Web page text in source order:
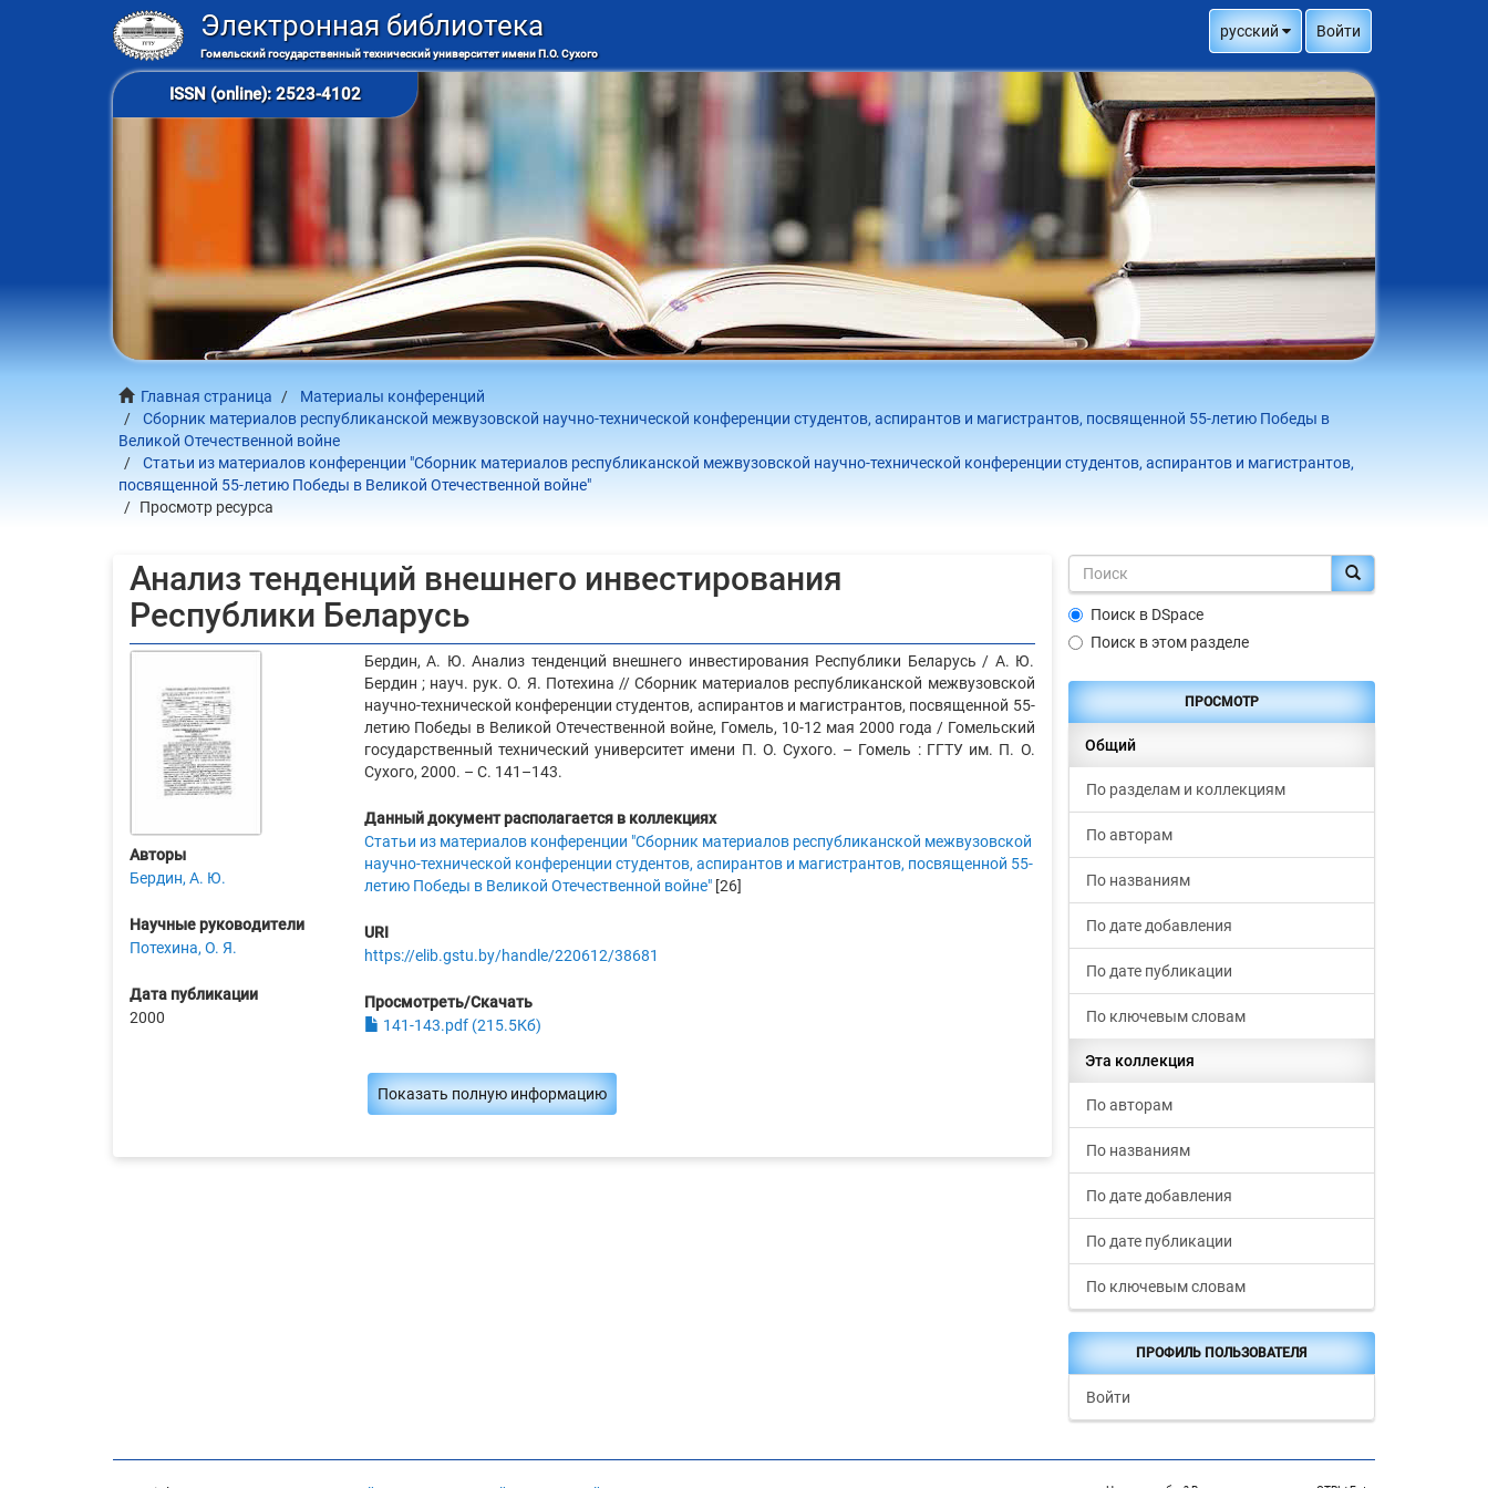
Электронная библиотека
Гомельский государственный технический университет имени П.О. Сухого
русский Войти
ISSN (online): 2523-4102
Главная страница
Материалы конференций
Сборник материалов республиканской межвузовской научно-технической конференции студентов, аспирантов и магистрантов, посвященной 55-летию Победы в
Великой Отечественной войне
Статьи из материалов конференции "Сборник материалов республиканской межвузовской научно-технической конференции студентов, аспирантов и магистрантов,
посвященной 55-летию Победы в Великой Отечественной войне"
Просмотр ресурса
Анализ тенденций внешнего инвестирования
Республики Беларусь
Авторы
Бердин, А. Ю.
Научные руководители
Потехина, О. Я.
Дата публикации
2000
Бердин, А. Ю. Анализ тенденций внешнего инвестирования Республики Беларусь / А. Ю.
Бердин ; науч. рук. О. Я. Потехина // Сборник материалов республиканской межвузовской
научно-технической конференции студентов, аспирантов и магистрантов, посвященной 55-
летию Победы в Великой Отечественной войне, Гомель, 10-12 мая 2000 года / Гомельский
государственный технический университет имени П. О. Сухого. – Гомель : ГГТУ им. П. О.
Сухого, 2000. – С. 141–143.
Данный документ располагается в коллекциях
Статьи из материалов конференции "Сборник материалов республиканской межвузовской
научно-технической конференции студентов, аспирантов и магистрантов, посвященной 55-
летию Победы в Великой Отечественной войне"[26]
URI
https://elib.gstu.by/handle/220612/38681
Просмотреть/Скачать
141-143.pdf (215.5Кб)
Показать полную информацию
Поиск в DSpace
Поиск в этом разделе
ПРОСМОТР
Общий
По разделам и коллекциям
По авторам
По названиям
По дате добавления
По дате публикации
По ключевым словам
Эта коллекция
По авторам
По названиям
По дате добавления
По дате публикации
По ключевым словам
ПРОФИЛЬ ПОЛЬЗОВАТЕЛЯ
Войти